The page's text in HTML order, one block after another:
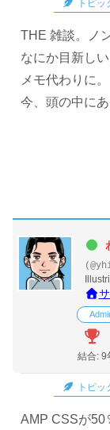
トピッ
THE 雑談。ノ
なにか目新し
メモ代わりに。
今、頭の中に
結合: 9
トピッ
AMP CSSが50